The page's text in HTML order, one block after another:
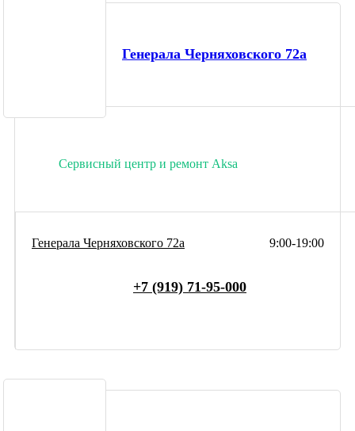
Генерала Черняховского 72а
Сервисный центр и ремонт Aksa
9:00-19:00
Генерала Черняховского 72а
+7 (919) 71-95-000